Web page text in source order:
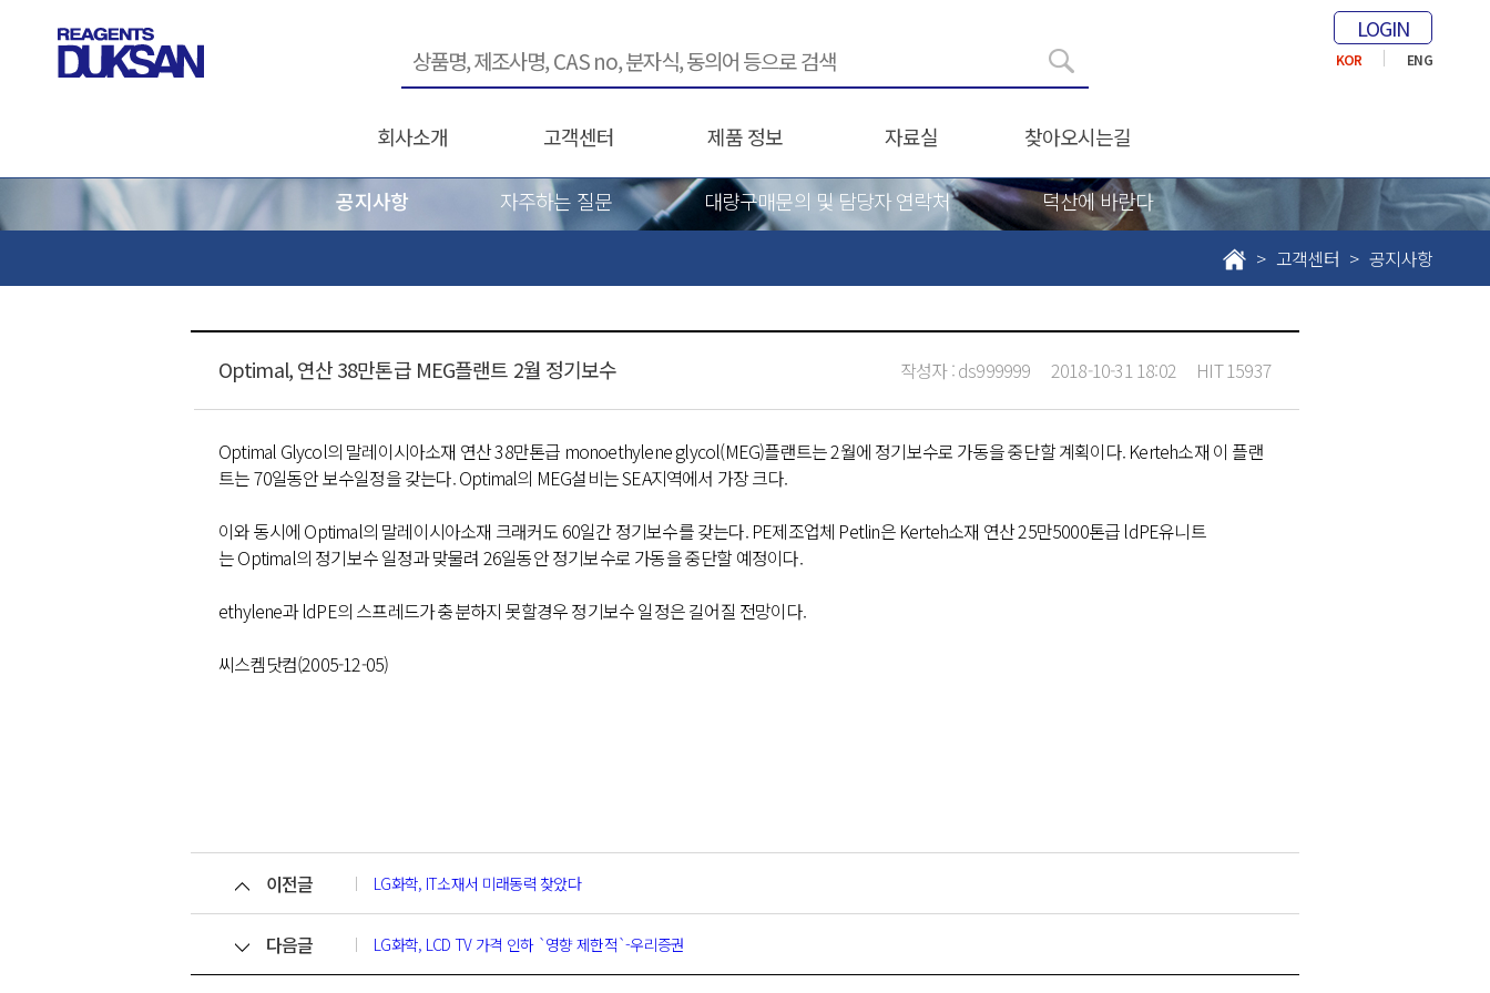
LOGIN
KOR ENG
회사소개 고객센터 제품 정보 자료실 찾아오시는길
공지사항 자주하는 질문 대량구매문의 및 담당자 연락처 덕산에 바란다
> 고객센터 >공지사항
Optimal, 연산 38만톤급 MEG플랜트 2월 정기보수 작성자 :ds999999 2018-10-31 18:02 HIT15937
Optimal Glycol의 말레이시아소재 연산 38만톤급 monoethylene glycol(MEG)플랜트는 2월에 정기보수로 가동을 중단할 계획이다. Kerteh소재 이 플랜
트는 70일동안 보수일정을 갖는다. Optimal의 MEG설비는 SEA지역에서 가장 크다.
이와 동시에 Optimal의 말레이시아소재 크래커도 60일간 정기보수를 갖는다. PE제조업체 Petlin은 Kerteh소재 연산 25만5000톤급 ldPE유니트
는 Optimal의 정기보수 일정과 맞물려 26일동안 정기보수로 가동을 중단할 예정이다.
ethylene과 ldPE의 스프레드가 충분하지 못할경우 정기보수 일정은 길어질 전망이다.
씨스켐닷컴(2005-12-05)
이전글 LG화학, IT소재서 미래동력 찾았다
다음글 LG화학, LCD TV 가격 인하 `영향 제한적`-우리증권